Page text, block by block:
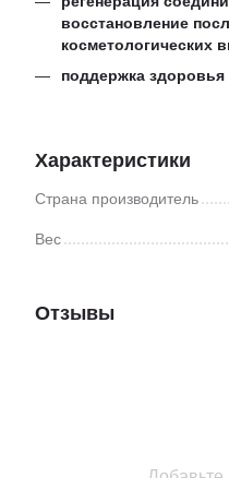
восстановление
косметологических
поддержка здоровья
Характеристики
Страна производитель
Вес
Отзывы